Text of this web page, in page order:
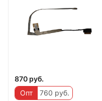
870 руб.
Опт
760 руб.